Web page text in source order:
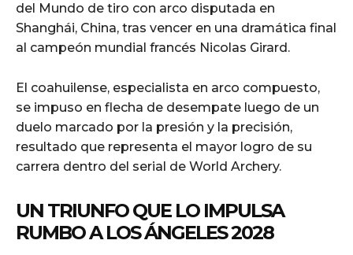
del Mundo de tiro con arco disputada en
Shanghái, China, tras vencer en una dramática final
al campeón mundial francés Nicolas Girard.
El coahuilense, especialista en arco compuesto,
se impuso en flecha de desempate luego de un
duelo marcado por la presión y la precisión,
resultado que representa el mayor logro de su
carrera dentro del serial de World Archery.
UN TRIUNFO QUE LO IMPULSA
RUMBO A LOS ÁNGELES 2028